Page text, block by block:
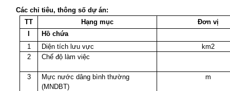
Các chỉ tiêu, thông số dự án:
TT
Hạng mục
Đơn vị
Hồ chứa
1
Diện tích lưu vực
km2
2
Chế độ làm việc
3
Mực nước dâng bình thường
(MNDBT)
m